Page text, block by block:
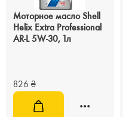
Моторное масло Shell
Helix Extra Professional
AR-L 5W-30, 1л
826 ₴